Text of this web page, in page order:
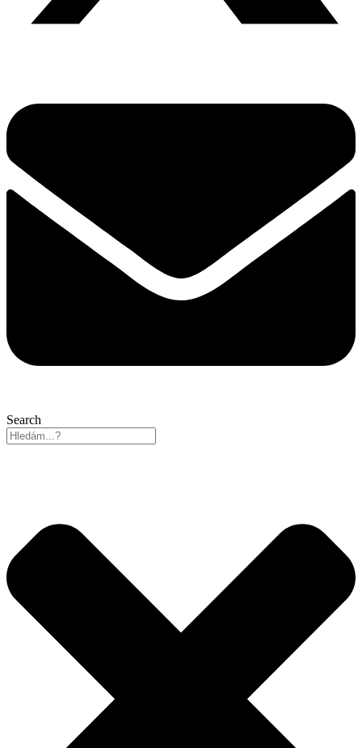
Search